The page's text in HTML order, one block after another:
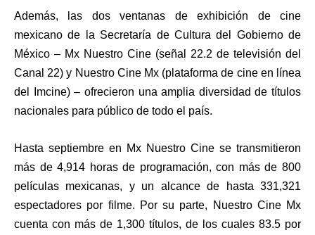
Además, las dos ventanas de exhibición de cine
mexicano de la Secretaría de Cultura del Gobierno de
México – Mx Nuestro Cine (señal 22.2 de televisión del
Canal 22) y Nuestro Cine Mx (plataforma de cine en línea
del Imcine) – ofrecieron una amplia diversidad de títulos
nacionales para público de todo el país.
Hasta septiembre en Mx Nuestro Cine se transmitieron
más de 4,914 horas de programación, con más de 800
películas mexicanas, y un alcance de hasta 331,321
espectadores por filme. Por su parte, Nuestro Cine Mx
cuenta con más de 1,300 títulos, de los cuales 83.5 por